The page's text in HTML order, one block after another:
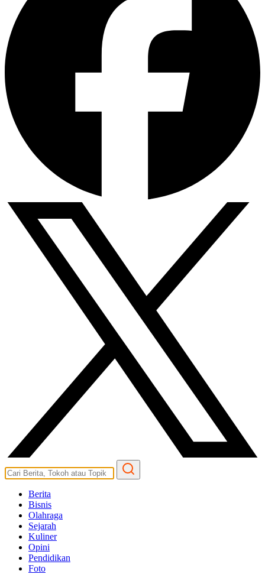
Berita
Bisnis
Olahraga
Sejarah
Kuliner
Opini
Pendidikan
Foto